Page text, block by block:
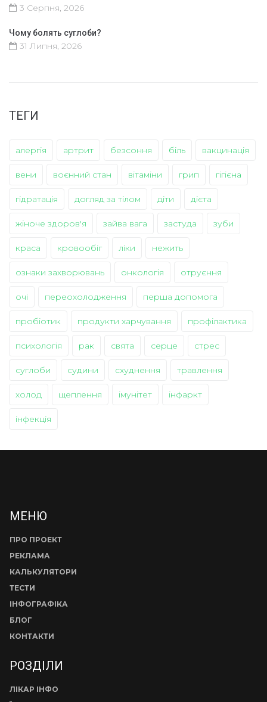
3 Серпня, 2026
Чому болять суглоби?
31 Липня, 2026
ТЕГИ
алергія артрит безсоння біль вакцинація
вени воєнний стан вітаміни грип гігієна
гідратація догляд за тілом діти дієта
жіноче здоров'я зайва вага застуда зуби
краса кровообіг ліки нежить
ознаки захворювань онкологія отруєння
очі переохолодження перша допомога
пробіотик продукти харчування профілактика
психологія рак свята серце стрес
суглоби судини схуднення травлення
холод щеплення імунітет інфаркт
інфекція
МЕНЮ
ПРО ПРОЕКТ
РЕКЛАМА
КАЛЬКУЛЯТОРИ
ТЕСТИ
ІНФОГРАФІКА
БЛОГ
КОНТАКТИ
РОЗДІЛИ
ЛІКАР ІНФО